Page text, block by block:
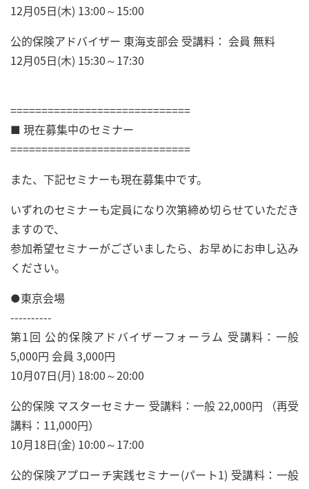
12月05日(木) 13:00～15:00
公的保険アドバイザー 東海支部会 受講料： 会員 無料
12月05日(木) 15:30～17:30
=============================
■ 現在募集中のセミナー
=============================
また、下記セミナーも現在募集中です。
いずれのセミナーも定員になり次第締め切らせていただき
ますので、
参加希望セミナーがございましたら、お早めにお申し込み
ください。
●東京会場
----------
第1回 公的保険アドバイザーフォーラム 受講料：一般
5,000円 会員 3,000円
10月07日(月) 18:00～20:00
公的保険 マスターセミナー 受講料：一般 22,000円 （再受
講料：11,000円）
10月18日(金) 10:00～17:00
公的保険アプローチ実践セミナー(パート1) 受講料：一般